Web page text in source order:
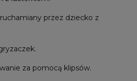
przez dziecko z
za pomocą klipsów.